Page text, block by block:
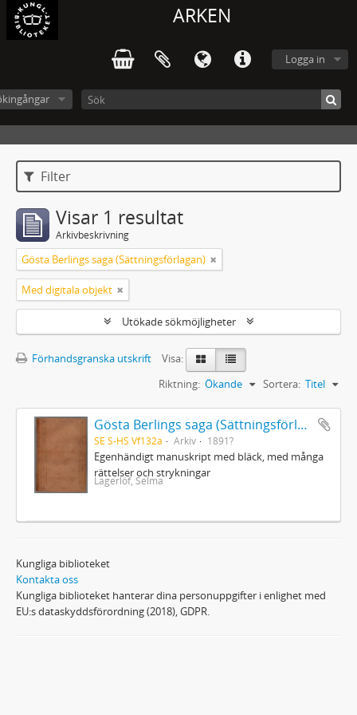
ARKEN
Logga in
Filter
Visar 1 resultat
Arkivbeskrivning
Gösta Berlings saga (Sättningsförlagan)
Med digitala objekt
Utökade sökmöjligheter
Förhandsgranska utskrift
Visa:
Sortera: Titel
Riktning: Ökande
Gösta Berlings saga (Sättningsförlagan)
SE S-HS Vf132a Arkiv 1891?
Egenhändigt manuskript med bläck, med många
rättelser och strykningar
Lagerlöf, Selma
Kungliga biblioteket
Kontakta oss
Kungliga biblioteket hanterar dina personuppgifter i enlighet med
EU:s dataskyddsförordning (2018), GDPR.